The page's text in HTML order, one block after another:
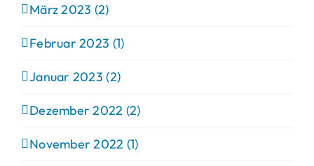
März 2023 (2)
Februar 2023 (1)
Januar 2023 (2)
Dezember 2022 (2)
November 2022 (1)